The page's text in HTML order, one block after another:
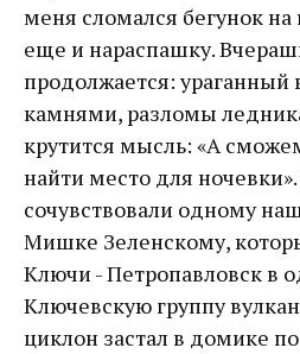
меня сломался бегунок на
еще и нараспашку.
продолжается: ураганный
камнями, разломы
крутится мысль: «А
найти место для
сочувствовали одному
Мишке Зеленскому,
Ключи - Петропавловск в
Ключевскую группу
циклон застал в домике